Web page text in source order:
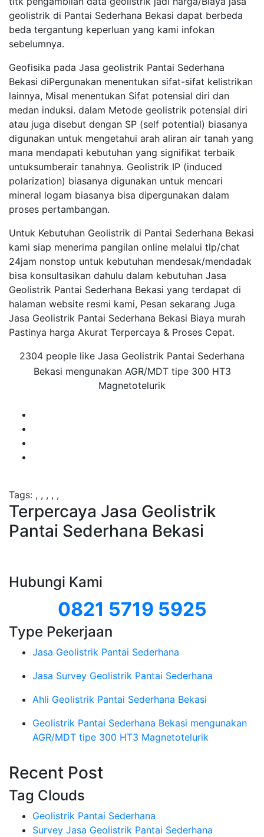
geolistrik di Pantai Sederhana Bekasi dapat berbeda
beda tergantung keperluan yang kami infokan
sebelumnya.
Geofisika pada Jasa geolistrik Pantai Sederhana
Bekasi diPergunakan menentukan sifat-sifat kelistrikan
lainnya, Misal menentukan Sifat potensial diri dan
medan induksi. dalam Metode geolistrik potensial diri
atau juga disebut dengan SP (self potential) biasanya
digunakan untuk mengetahui arah aliran air tanah yang
mana mendapati kebutuhan yang signifikat terbaik
untuksumberair tanahnya. Geolistrik IP (induced
polarization) biasanya digunakan untuk mencari
mineral logam biasanya bisa dipergunakan dalam
proses pertambangan.
Untuk Kebutuhan Geolistrik di Pantai Sederhana Bekasi
kami siap menerima pangilan online melalui tlp/chat
24jam nonstop untuk kebutuhan mendesak/mendadak
bisa konsultasikan dahulu dalam kebutuhan Jasa
Geolistrik Pantai Sederhana Bekasi yang terdapat di
halaman website resmi kami, Pesan sekarang Juga
Jasa Geolistrik Pantai Sederhana Bekasi Biaya murah
Pastinya harga Akurat Terpercaya & Proses Cepat.
2304 people like Jasa Geolistrik Pantai Sederhana
Bekasi mengunakan AGR/MDT tipe 300 HT3
Magnetotelurik
Tags: , , , , ,
Terpercaya Jasa Geolistrik
Pantai Sederhana Bekasi
Hubungi Kami
0821 5719 5925
Type Pekerjaan
Jasa Geolistrik Pantai Sederhana
Jasa Survey Geolistrik Pantai Sederhana
Ahli Geolistrik Pantai Sederhana Bekasi
Geolistrik Pantai Sederhana Bekasi mengunakan
AGR/MDT tipe 300 HT3 Magnetotelurik
Recent Post
Tag Clouds
Geolistrik Pantai Sederhana
Survey Jasa Geolistrik Pantai Sederhana